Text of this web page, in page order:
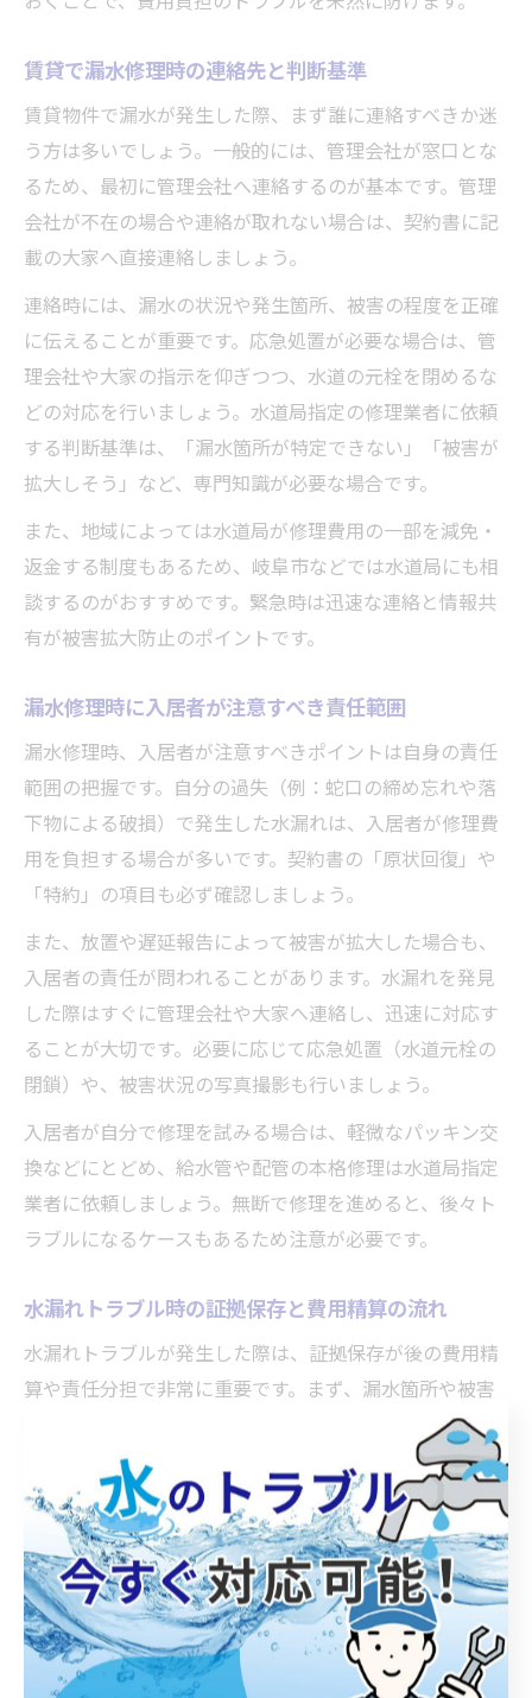
賃貸で漏水修理時の連絡先と判断基準
賃貸物件で漏水が発生した際、まず誰に連絡すべきか迷
う方は多いでしょう。一般的には、管理会社が窓口とな
るため、最初に管理会社へ連絡するのが基本です。管理
会社が不在の場合や連絡が取れない場合は、契約書に記
載の大家へ直接連絡しましょう。
連絡時には、漏水の状況や発生箇所、被害の程度を正確
に伝えることが重要です。応急処置が必要な場合は、管
理会社や大家の指示を仰ぎつつ、水道の元栓を閉めるな
どの対応を行いましょう。水道局指定の修理業者に依頼
する判断基準は、「漏水箇所が特定できない」「被害が
拡大しそう」など、専門知識が必要な場合です。
また、地域によっては水道局が修理費用の一部を減免・
返金する制度もあるため、岐阜市などでは水道局にも相
談するのがおすすめです。緊急時は迅速な連絡と情報共
有が被害拡大防止のポイントです。
漏水修理時に入居者が注意すべき責任範囲
漏水修理時、入居者が注意すべきポイントは自身の責任
範囲の把握です。自分の過失（例：蛇口の締め忘れや落
下物による破損）で発生した水漏れは、入居者が修理費
用を負担する場合が多いです。契約書の「原状回復」や
「特約」の項目も必ず確認しましょう。
また、放置や遅延報告によって被害が拡大した場合も、
入居者の責任が問われることがあります。水漏れを発見
した際はすぐに管理会社や大家へ連絡し、迅速に対応す
ることが大切です。必要に応じて応急処置（水道元栓の
閉鎖）や、被害状況の写真撮影も行いましょう。
入居者が自分で修理を試みる場合は、軽微なパッキン交
換などにとどめ、給水管や配管の本格修理は水道局指定
業者に依頼しましょう。無断で修理を進めると、後々ト
ラブルになるケースもあるため注意が必要です。
水漏れトラブル時の証拠保存と費用精算の流れ
水漏れトラブルが発生した際は、証拠保存が後の費用精
算や責任分担で非常に重要です。まず、漏水箇所や被害
状況をスマートフォンなどで撮影し、日時や状況を記録
しておきましょう。修理業者が作成する見積書や修理報
告書も必ず保管してください。
費用精算の流れとしては、修理費用の仮払いが必要な場
合、領収書を管理会社や大家に提出し、責任分担に応じ
て精算されるのが一般的です。水道局で漏水による水道
料金の減免・返金制度を利用できる場合もあるため、修
理証明書を用意しておくとスムーズです。